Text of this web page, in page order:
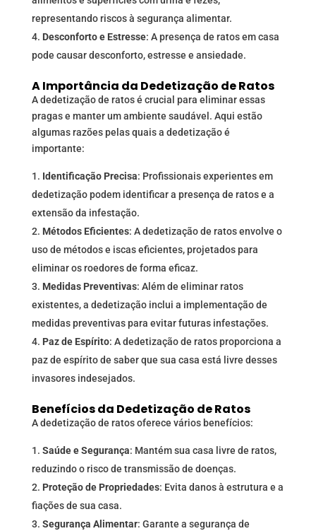
representando riscos à segurança alimentar.
Desconforto e Estresse: A presença de ratos em casa
pode causar desconforto, estresse e ansiedade.
A Importância da Dedetização de Ratos
A dedetização de ratos é crucial para eliminar essas
pragas e manter um ambiente saudável. Aqui estão
algumas razões pelas quais a dedetização é
importante:
Identificação Precisa: Profissionais experientes em
dedetização podem identificar a presença de ratos e a
extensão da infestação.
Métodos Eficientes: A dedetização de ratos envolve o
uso de métodos e iscas eficientes, projetados para
eliminar os roedores de forma eficaz.
Medidas Preventivas: Além de eliminar ratos
existentes, a dedetização inclui a implementação de
medidas preventivas para evitar futuras infestações.
Paz de Espírito: A dedetização de ratos proporciona a
paz de espírito de saber que sua casa está livre desses
invasores indesejados.
Benefícios da Dedetização de Ratos
A dedetização de ratos oferece vários benefícios:
Saúde e Segurança: Mantém sua casa livre de ratos,
reduzindo o risco de transmissão de doenças.
Proteção de Propriedades: Evita danos à estrutura e a
fiações de sua casa.
Segurança Alimentar: Garante a segurança de